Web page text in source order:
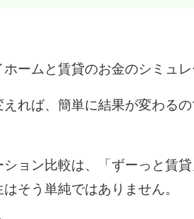
ームと賃貸のお金のシミュレ
れば、簡単に結果が変わる
ョン比較は、「ずーっと賃
そう単純ではありません。